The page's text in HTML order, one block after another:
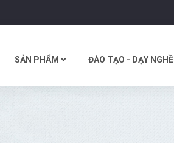
SẢN PHẨM ĐÀO TẠO - DẠY NGHỀ